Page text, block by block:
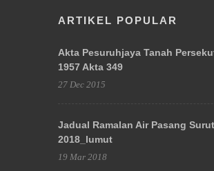
ARTIKEL POPULAR
Akta Pesuruhjaya Tanah
1957 Akta 349
27 Dec 2015
Jadual Ramalan Air Pasang Surut
2018_lumut
19 Mar 2018